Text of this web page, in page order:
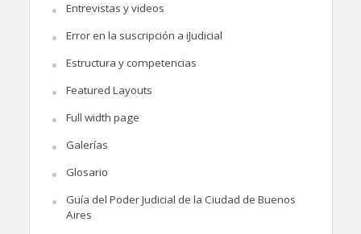
Entrevistas y videos
Error en la suscripción a iJudicial
Estructura y competencias
Featured Layouts
Full width page
Galerías
Glosario
Guía del Poder Judicial de la Ciudad de Buenos
Aires